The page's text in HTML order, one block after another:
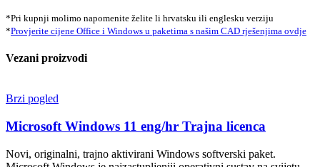
*Pri kupnji molimo napomenite želite li hrvatsku ili englesku verziju
*Provjerite cijene Office i Windows u paketima s našim CAD rješenjima ovdje
Vezani proizvodi
Brzi pogled
Microsoft Windows 11 eng/hr Trajna licenca
Novi, originalni, trajno aktivirani Windows softverski paket.